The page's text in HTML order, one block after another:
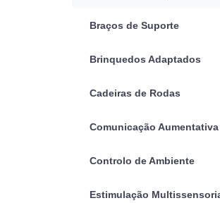
Braços de Suporte
Brinquedos Adaptados
Cadeiras de Rodas
Comunicação Aumentativa
Controlo de Ambiente
Estimulação